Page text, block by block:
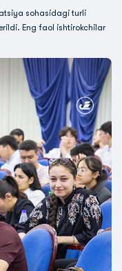
sohasidagi turli
Eng faol ishtirokchilar